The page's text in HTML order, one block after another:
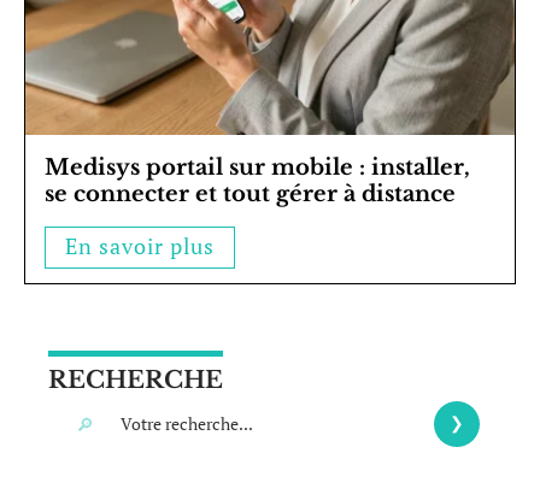
Medisys portail sur mobile : installer,
se connecter et tout gérer à distance
En savoir plus
RECHERCHE